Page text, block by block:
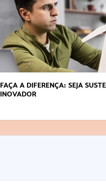
FAÇA A DIFERENÇA: SEJA
INOVADOR